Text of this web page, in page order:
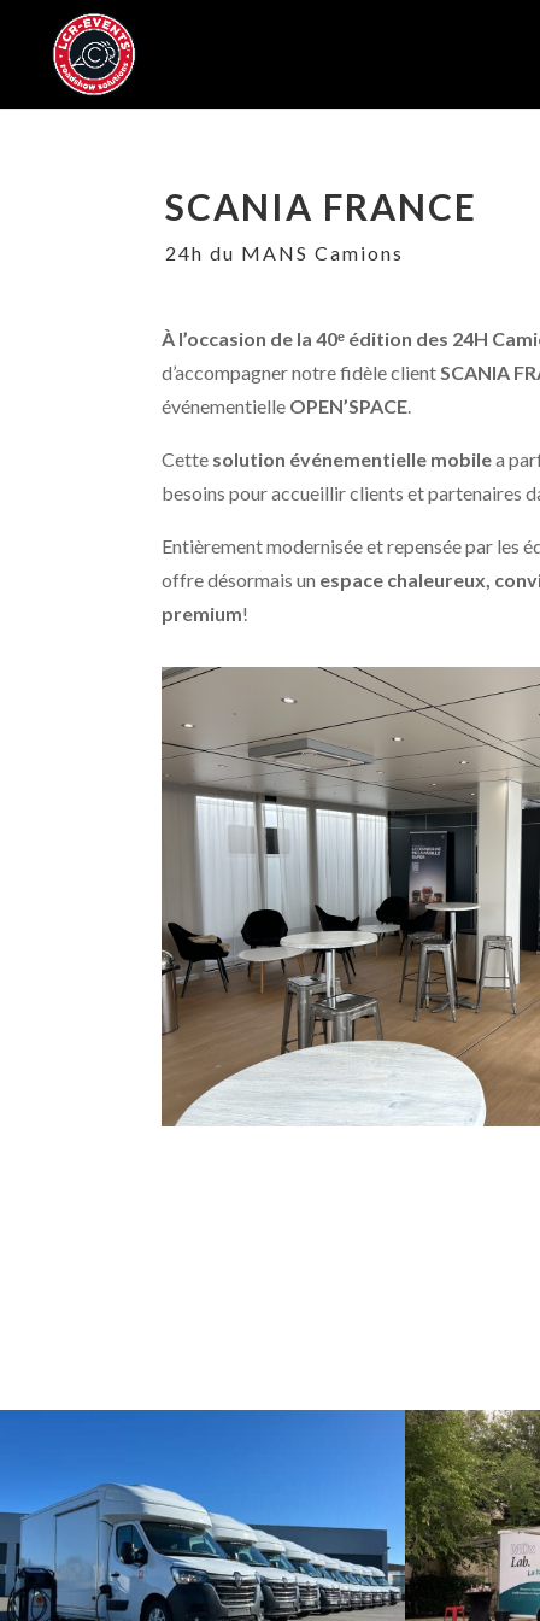
SCANIA FRANCE
24h du MANS Camions
À l’occasion de la 40ᵉ édition des 24H
d’accompagner notre fidèle clientSCANIA
événementielle OPEN’SPACE.
Cette solution événementielle mobilea
besoins pour accueillir clients et partenaires
Entièrement modernisée et repensée par les
offre désormais un espace chaleureux,
premium!